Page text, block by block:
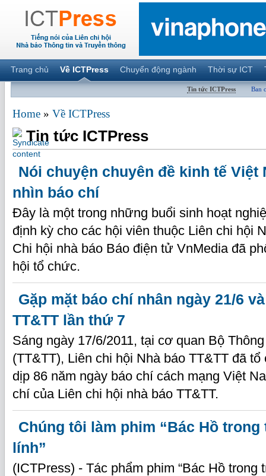
Trang chủ Về ICTPress Chuyển động ngành Thời sự ICT
Tin tức ICTPress Ban
Home » Về ICTPress
Tin tức ICTPress
Nói chuyện chuyên đề kinh tế Việt
nhìn báo chí
Đây là một trong những buổi sinh hoạt
định kỳ cho các hội viên thuộc Liên chi hội
Chi hội nhà báo Báo điện tử VnMedia đã
hội tổ chức.
Gặp mặt báo chí nhân ngày 21/6
TT&TT lần thứ 7
Sáng ngày 17/6/2011, tại cơ quan Bộ
(TT&TT), Liên chi hội Nhà báo TT&TT đã
dịp 86 năm ngày báo chí cách mạng Việt
chí của Liên chi hội nhà báo TT&TT.
Chúng tôi làm phim “Bác Hồ
lính”
(ICTPress) - Tác phẩm phim “Bác Hồ trong